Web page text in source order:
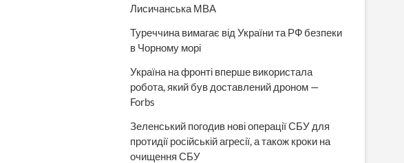
Лисичанська МВА
Туреччина вимагає від України та РФ безпеки
в Чорному морі
Україна на фронті вперше використала
робота, який був доставлений дроном —
Forbs
Зеленський погодив нові операції СБУ для
протидії російській агресії, а також кроки на
очищення СБУ